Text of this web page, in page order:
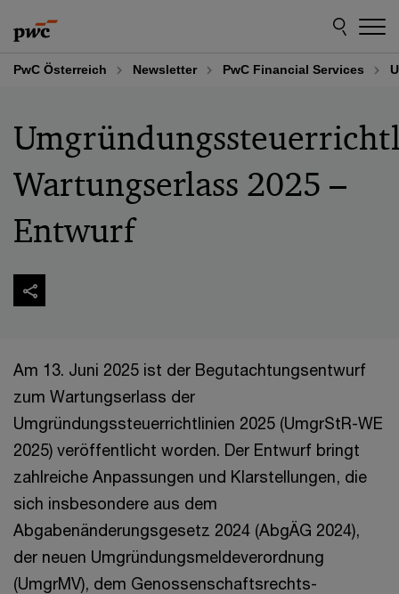
to
content
to
footer
PwC Österreich Newsletter PwC Financial Services
Wartungserlass 2025 –
Entwurf
Am 13. Juni 2025 ist der Begutachtungsentwurf
zum Wartungserlass der
Umgründungssteuerrichtlinien 2025 (UmgrStR-WE
2025) veröffentlicht worden. Der Entwurf bringt
zahlreiche Anpassungen und Klarstellungen, die
sich insbesondere aus dem
Abgabenänderungsgesetz 2024 (AbgÄG 2024),
der neuen Umgründungsmeldeverordnung
(UmgrMV), dem Genossenschaftsrechts-